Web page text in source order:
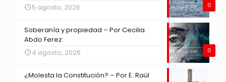
0
5 agosto, 2026
0
Soberanía y propiedad – Por Cecilia
Abdo Ferez
4 agosto, 2026
¿Molesta la Constitución? – Por E. Raúl